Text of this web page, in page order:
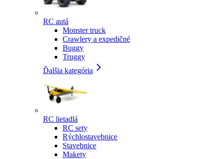
RC autá
Monster truck
Crawlery a expedičné
Buggy
Truggy
Ďalšia kategória
RC lietadlá
RC sety
Rýchlostavebnice
Stavebnice
Makety